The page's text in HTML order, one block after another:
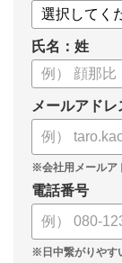
氏名：姓
メールアドレ
電話番号